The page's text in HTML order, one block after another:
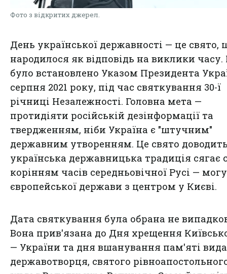
Фото з відкритих джерел.
День української державності — це свято,
народилося як відповідь на виклики часу.
було встановлено Указом Президента
серпня 2021 року, під час святкування 30-ї
річниці Незалежності. Головна мета —
протидіяти російській дезінформації та
твердженням, ніби Україна є "штучним"
державним утворенням. Це свято
українська державницька традиція сягає
корінням часів середньовічної Русі —
європейської держави з центром у Києві.
Дата святкування була обрана не
Вона прив'язана до Дня хрещення
— України та дня вшанування пам'яті
державотворця, святого